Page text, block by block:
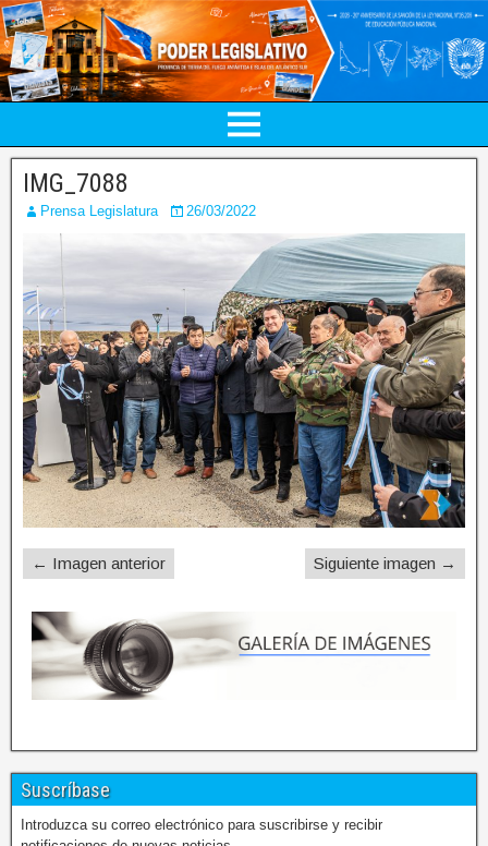
IMG_7088
Prensa Legislatura 26/03/2022
← Imagen anterior Siguiente imagen →
Suscríbase
Introduzca su correo electrónico para suscribirse y recibir